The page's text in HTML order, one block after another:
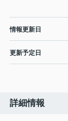
情報更新日
更新予定日
詳細情報